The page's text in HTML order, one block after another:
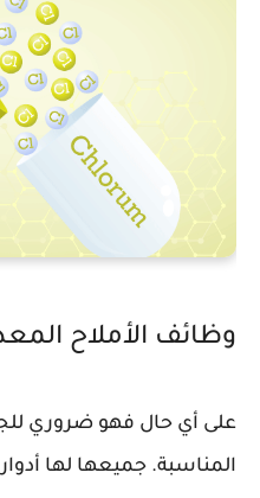
وظائف الأملاح
على أي حال فهو ضروري
المناسبة. جميعها لها